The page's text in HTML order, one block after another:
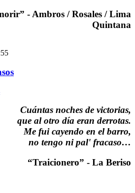
- Ambros / Rosales / Lima
Quintana
Cuántas noches de victorias,
que al otro día eran derrotas.
Me fui cayendo en el barro,
no tengo ni pal' fracaso…
“Traicionero” - La Beriso